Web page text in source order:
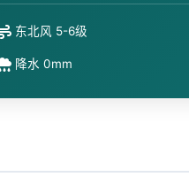
东北风 5-6级
降水 0mm